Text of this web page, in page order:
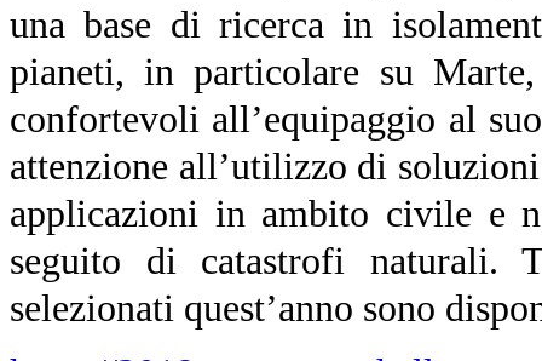
una base di ricerca in
pianeti, in particolare su
confortevoli all’equipaggio al
attenzione all’utilizzo di
applicazioni in ambito civile e
seguito di catastrofi naturali.
selezionati quest’anno sono